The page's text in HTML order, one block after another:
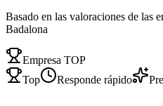
Basado en las valoraciones de las
Badalona
Empresa TOP
Top
Responde rápido